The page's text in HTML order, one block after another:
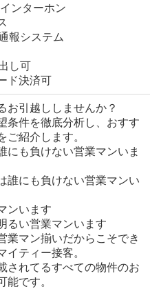
ンターホン
報システム
し可
ド決済可
お引越ししませんか？
条件を徹底分析し、おすす
ご紹介します。
にも負けない営業マンいま
誰にも負けない営業マンい
ンいます
るい営業マンいます
業マン揃いだからこそでき
イティー接客。
されてるすべての物件のお
能です。